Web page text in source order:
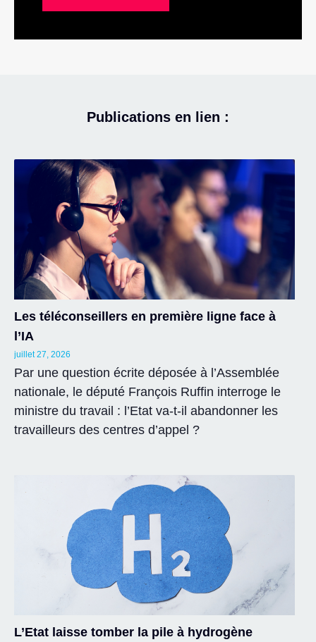
Publications en lien :
Les téléconseillers en première ligne face à
l’IA
juillet 27, 2026
Par une question écrite déposée à l’Assemblée
nationale, le député François Ruffin interroge le
ministre du travail : l’Etat va-t-il abandonner les
travailleurs des centres d’appel ?
L’Etat laisse tomber la pile à hydrogène